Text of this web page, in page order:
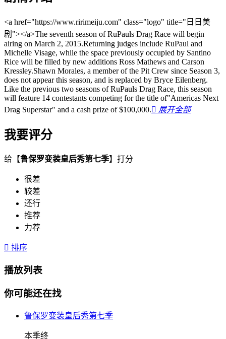
<a href="https://www.ririmeiju.com" class="logo" title="日日美
剧"></a>The seventh season of RuPauls Drag Race will begin
airing on March 2, 2015.Returning judges include RuPaul and
Michelle Visage, while the space previously occupied by Santino
Rice will be filled by new additions Ross Mathews and Carson
Kressley.Shawn Morales, a member of the Pit Crew since Season 3,
does not appear this season, and is replaced by Bryce Eilenberg.
Like the previous two seasons of RuPauls Drag Race, this season
will feature 14 contestants competing for the title of"Americas Next
Drag Superstar" and a cash prize of $100,000. 展开全部
我要评分
给【鲁保罗变装皇后秀第七季】打分
很差
较差
还行
推荐
力荐
 排序
播放列表
你可能还在找
鲁保罗变装皇后秀第七季
本季终